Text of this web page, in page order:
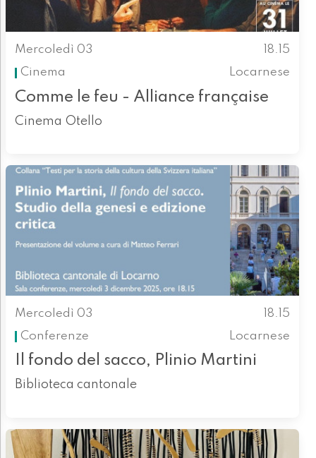
Mercoledì 03
18.15
Cinema
Locarnese
Comme le feu - Alliance française
Cinema Otello
Mercoledì 03
18.15
Conferenze
Locarnese
Il fondo del sacco, Plinio Martini
Biblioteca cantonale